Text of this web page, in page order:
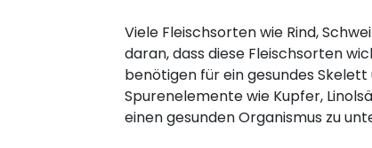
Viele Fleischsorten wie Rind,
daran, dass diese Fleischsorten
benötigen für ein gesundes
Spurenelemente wie Kupfer,
einen gesunden Organismus zu